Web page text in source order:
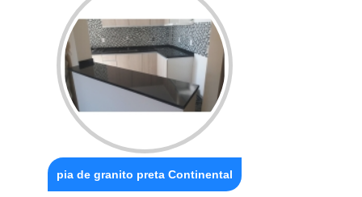
pia de granito preta Continental